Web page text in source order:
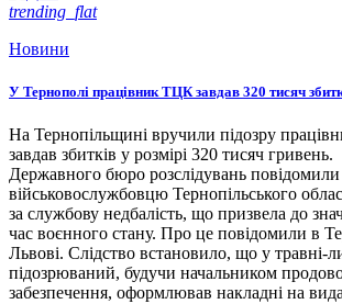
trending_flat
Новини
У Тернополі працівник ТЦК завдав 320 тисяч
На Тернопільщині вручили підозру
завдав збитків у розмірі 320 тисяч
Державного бюро розслідувань повідомили
військовослужбовцю Тернопільського
за службову недбалість, що призвела до
час воєнного стану. Про це повідомили в
Львові. Слідство встановило, що у травні-
підозрюваний, будучи начальником
забезпечення, оформлював накладні на